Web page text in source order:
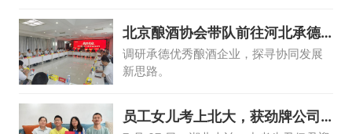
北京酿酒协会带队前往河北承德
调研学习
调研承德优秀酿酒企业，探寻协同发展
新思路。
员工女儿考上北大，获劲牌公司